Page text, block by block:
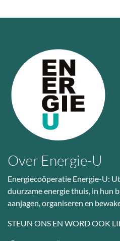
Over Energie-U
Energiecoöperatie Energie-U:
duurzame energie thuis, in hun
aanjagen, organiseren en
STEUN ONS EN WORD OOK